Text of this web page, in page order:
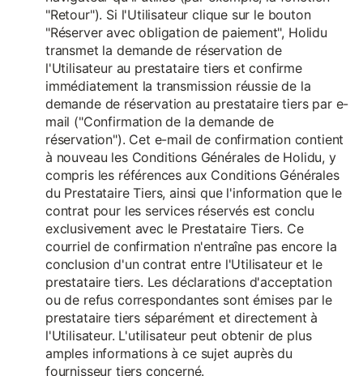
"Retour"). Si l'Utilisateur clique sur le bouton
"Réserver avec obligation de paiement", Holidu
transmet la demande de réservation de
l'Utilisateur au prestataire tiers et confirme
immédiatement la transmission réussie de la
demande de réservation au prestataire tiers par e-
mail ("Confirmation de la demande de
réservation"). Cet e-mail de confirmation contient
à nouveau les Conditions Générales de Holidu, y
compris les références aux Conditions Générales
du Prestataire Tiers, ainsi que l'information que le
contrat pour les services réservés est conclu
exclusivement avec le Prestataire Tiers. Ce
courriel de confirmation n'entraîne pas encore la
conclusion d'un contrat entre l'Utilisateur et le
prestataire tiers. Les déclarations d'acceptation
ou de refus correspondantes sont émises par le
prestataire tiers séparément et directement à
l'Utilisateur. L'utilisateur peut obtenir de plus
amples informations à ce sujet auprès du
fournisseur tiers concerné.